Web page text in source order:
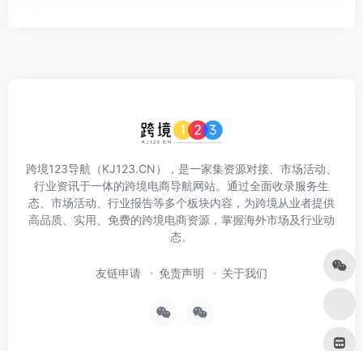
跨境123导航（KJ123.CN），是一家集资源对接、市场活动、
行业资讯于一体的跨境电商导航网站。通过全面收录服务生
态、市场活动、行业报告等多个板块内容，为跨境从业者提供
高品质、实用、免费的跨境电商资源，掌握海外市场及行业动
态。
友链申请 免责声明 关于我们